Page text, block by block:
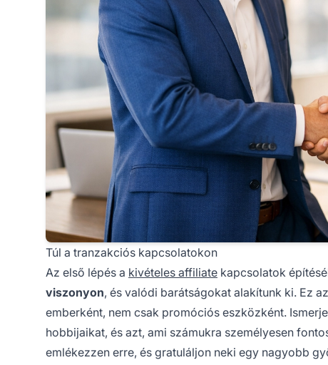
Túl a tranzakciós kapcsolatokon
Az első lépés a kivételes affiliate kapcsolatok
viszonyon, és valódi barátságokat alakítunk ki. Ez
emberként, nem csak promóciós eszközként.
hobbijaikat, és azt, ami számukra személyesen
emlékezzen erre, és gratuláljon neki egy nagyobb